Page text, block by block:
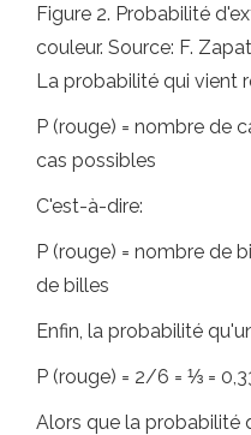
Figure 2. Probabilité
couleur. Source: F.
La probabilité qui vient
P (rouge) = nombre de
cas possibles
C'est-à-dire:
P (rouge) = nombre de
de billes
Enfin, la probabilité
P (rouge) = 2/6 = ⅓ =
Alors que la probabilité